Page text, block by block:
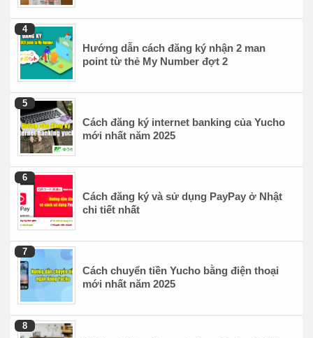
Hướng dẫn cách đăng ký nhận 2 man
point từ thẻ My Number đợt 2
Cách đăng ký internet banking của Yucho
mới nhất năm 2025
Cách đăng ký và sử dụng PayPay ở Nhật
chi tiết nhất
Cách chuyển tiền Yucho bằng điện thoại
mới nhất năm 2025